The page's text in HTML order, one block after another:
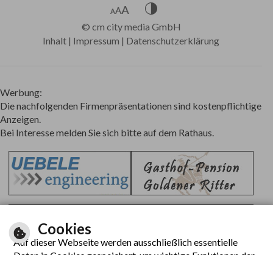
© cm city media GmbH
Inhalt | Impressum | Datenschutzerklärung
Werbung:
Die nachfolgenden Firmenpräsentationen sind kostenpflichtige
Anzeigen.
Bei Interesse melden Sie sich bitte auf dem Rathaus.
Cookies
Auf dieser Webseite werden ausschließlich essentielle